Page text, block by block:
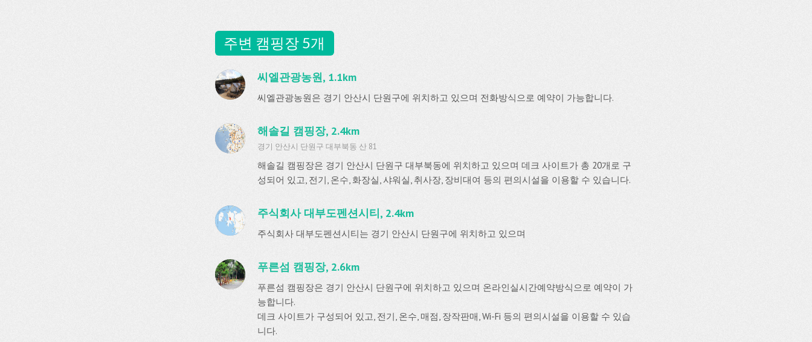
주변 캠핑장 5개
씨엘관광농원, 1.1km
씨엘관광농원은 경기 안산시 단원구에 위치하고 있으며 전화방식으로 예약이 가능합니다.
해솔길 캠핑장, 2.4km
경기 안산시 단원구 대부북동 산 81
해솔길 캠핑장은 경기 안산시 단원구 대부북동에 위치하고 있으며 데크 사이트가 총 20개로 구
성되어 있고, 전기, 온수, 화장실, 샤워실, 취사장, 장비대여 등의 편의시설을 이용할 수 있습니다.
주식회사 대부도펜션시티, 2.4km
주식회사 대부도펜션시티는 경기 안산시 단원구에 위치하고 있으며
푸른섬 캠핑장, 2.6km
푸른섬 캠핑장은 경기 안산시 단원구에 위치하고 있으며 온라인실시간예약방식으로 예약이 가
능합니다.
데크 사이트가 구성되어 있고, 전기, 온수, 매점, 장작판매, Wi-Fi 등의 편의시설을 이용할 수 있습
니다.